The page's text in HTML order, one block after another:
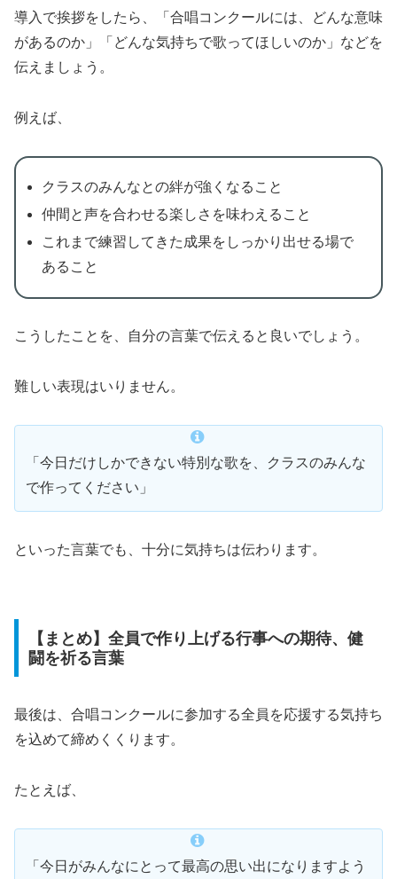
導入で挨拶をしたら、「合唱コンクールには、どんな意味
があるのか」「どんな気持ちで歌ってほしいのか」などを
伝えましょう。
例えば、
クラスのみんなとの絆が強くなること
仲間と声を合わせる楽しさを味わえること
これまで練習してきた成果をしっかり出せる場で
あること
こうしたことを、自分の言葉で伝えると良いでしょう。
難しい表現はいりません。
「今日だけしかできない特別な歌を、クラスのみんな
で作ってください」
といった言葉でも、十分に気持ちは伝わります。
【まとめ】全員で作り上げる行事への期待、健
闘を祈る言葉
最後は、合唱コンクールに参加する全員を応援する気持ち
を込めて締めくくります。
たとえば、
「今日がみんなにとって最高の思い出になりますよう